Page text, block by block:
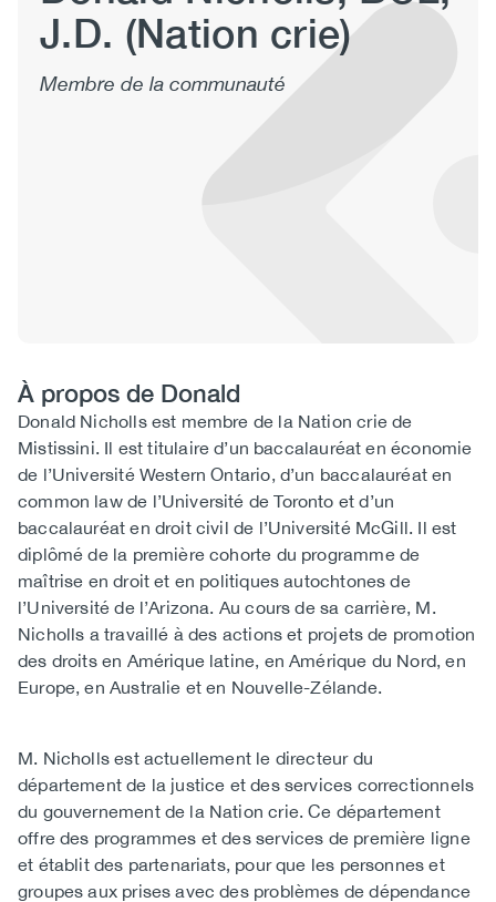
(CCSA)
J.D. (Nation crie)
Membre de la communauté
À propos de Donald
Biography
Donald Nicholls est membre de la Nation crie de
Mistissini. Il est titulaire d’un baccalauréat en économie
de l’Université Western Ontario, d’un baccalauréat en
common law de l’Université de Toronto et d’un
baccalauréat en droit civil de l’Université McGill. Il est
diplômé de la première cohorte du programme de
maîtrise en droit et en politiques autochtones de
l’Université de l’Arizona. Au cours de sa carrière, M.
Nicholls a travaillé à des actions et projets de promotion
des droits en Amérique latine, en Amérique du Nord, en
Europe, en Australie et en Nouvelle-Zélande.​
M. Nicholls est actuellement le directeur du
département de la justice et des services correctionnels
du gouvernement de la Nation crie. Ce département
offre des programmes et des services de première ligne
et établit des partenariats, pour que les personnes et
groupes aux prises avec des problèmes de dépendance